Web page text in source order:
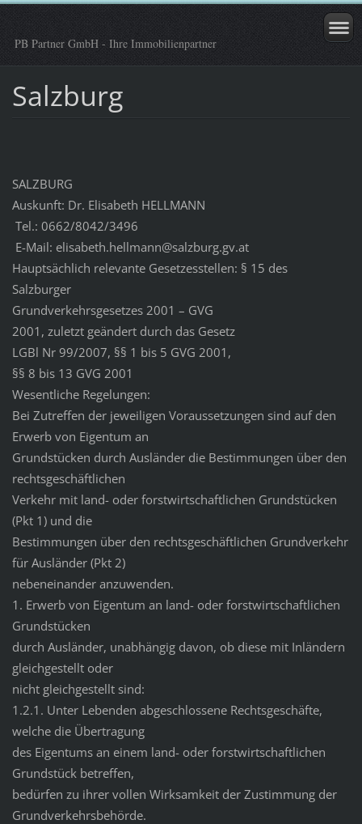
PB Partner GmbH - Ihre Immobilienpartner
Salzburg
SALZBURG
Auskunft: Dr. Elisabeth HELLMANN
Tel.: 0662/8042/3496
E-Mail: elisabeth.hellmann@salzburg.gv.at
Hauptsächlich relevante Gesetzesstellen: § 15 des
Salzburger
Grundverkehrsgesetzes 2001 – GVG
2001, zuletzt geändert durch das Gesetz
LGBl Nr 99/2007, §§ 1 bis 5 GVG 2001,
§§ 8 bis 13 GVG 2001
Wesentliche Regelungen:
Bei Zutreffen der jeweiligen Voraussetzungen sind auf den
Erwerb von Eigentum an
Grundstücken durch Ausländer die Bestimmungen über den
rechtsgeschäftlichen
Verkehr mit land- oder forstwirtschaftlichen Grundstücken
(Pkt 1) und die
Bestimmungen über den rechtsgeschäftlichen Grundverkehr
für Ausländer (Pkt 2)
nebeneinander anzuwenden.
1. Erwerb von Eigentum an land- oder forstwirtschaftlichen
Grundstücken
durch Ausländer, unabhängig davon, ob diese mit Inländern
gleichgestellt oder
nicht gleichgestellt sind:
1.2.1. Unter Lebenden abgeschlossene Rechtsgeschäfte,
welche die Übertragung
des Eigentums an einem land- oder forstwirtschaftlichen
Grundstück betreffen,
bedürfen zu ihrer vollen Wirksamkeit der Zustimmung der
Grundverkehrsbehörde.